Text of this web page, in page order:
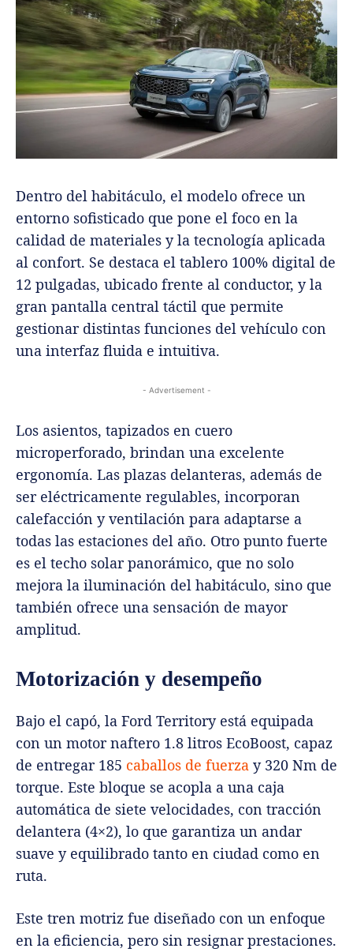
Dentro del habitáculo, el modelo ofrece un
entorno sofisticado que pone el foco en la
calidad de materiales y la tecnología aplicada
al confort. Se destaca el tablero 100% digital de
12 pulgadas, ubicado frente al conductor, y la
gran pantalla central táctil que permite
gestionar distintas funciones del vehículo con
una interfaz fluida e intuitiva.
- Advertisement -
Los asientos, tapizados en cuero
microperforado, brindan una excelente
ergonomía. Las plazas delanteras, además de
ser eléctricamente regulables, incorporan
calefacción y ventilación para adaptarse a
todas las estaciones del año. Otro punto fuerte
es el techo solar panorámico, que no solo
mejora la iluminación del habitáculo, sino que
también ofrece una sensación de mayor
amplitud.
Motorización y desempeño
Bajo el capó, la Ford Territory está equipada
con un motor naftero 1.8 litros EcoBoost, capaz
de entregar 185 caballos de fuerza y 320 Nm de
torque. Este bloque se acopla a una caja
automática de siete velocidades, con tracción
delantera (4×2), lo que garantiza un andar
suave y equilibrado tanto en ciudad como en
ruta.
Este tren motriz fue diseñado con un enfoque
en la eficiencia, pero sin resignar prestaciones.